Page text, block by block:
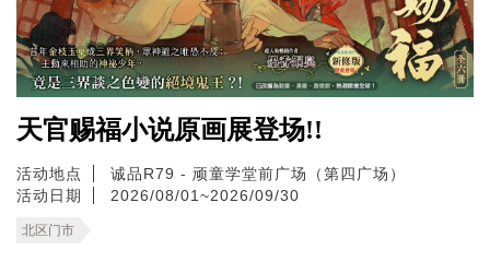
天官赐福小说原画展登场!!
活动地点
诚品R79 - 顽童学堂前广场（第四广场）
活动日期
2026/08/01~2026/09/30
北区门市